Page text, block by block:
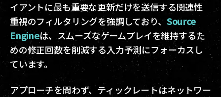
イアントに最も重要な更新だけを送信する関連性
重視のフィルタリングを強調しており、 Source
Engineは、スムーズなゲームプレイを維持するた
めの修正回数を削減する入力予測にフォーカスし
ています。
アプローチを問わず、ティックレートはネットワー